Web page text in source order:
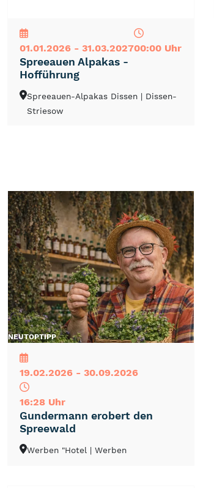
01.01.2026 - 31.03.202700:00 Uhr
Spreeauen Alpakas -
Hofführung
Spreeauen-Alpakas Dissen | Dissen-
Striesow
NEUTOPTIPP
19.02.2026 - 30.09.2026
16:28 Uhr
Gundermann erobert den
Spreewald
Werben "Hotel | Werben